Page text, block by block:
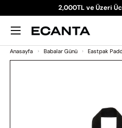
İçeriği atla
2,000TL ve Üzeri
Ara
Ara
Menü
Anasayfa Babalar Günü